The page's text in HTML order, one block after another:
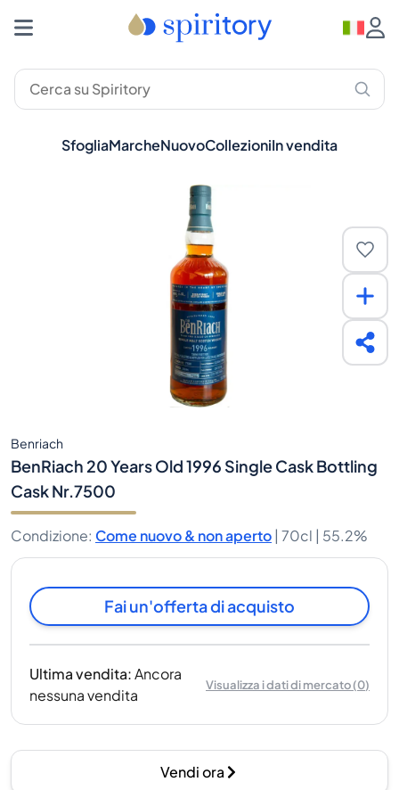
SfogliaMarcheNuovoCollezioniIn vendita
Benriach
BenRiach 20 Years Old 1996 Single Cask Bottling
Cask Nr.7500
Condizione: Come nuovo & non aperto | 70cl | 55.2%
Fai un'offerta di acquisto
Ultima vendita:Ancora
nessuna vendita
Visualizza i dati di mercato(0)
Vendi ora